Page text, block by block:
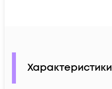
Характеристики